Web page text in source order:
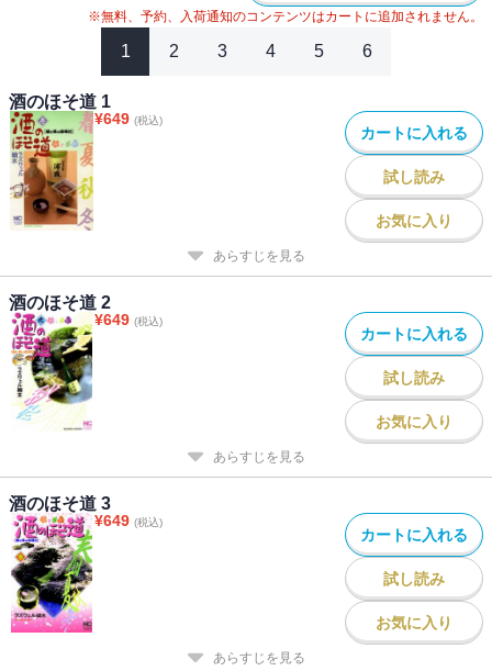
※無料、予約、入荷通知のコンテンツはカートに追加されません。
1 2 3 4 5 6
酒のほそ道 1
¥649 (税込)
カートに入れる
試し読み
お気に入り
あらすじを見る
酒のほそ道 2
¥649 (税込)
カートに入れる
試し読み
お気に入り
あらすじを見る
酒のほそ道 3
¥649 (税込)
カートに入れる
試し読み
お気に入り
あらすじを見る